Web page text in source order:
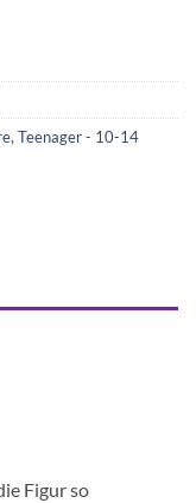
, Teenager - 10-14
Figur so